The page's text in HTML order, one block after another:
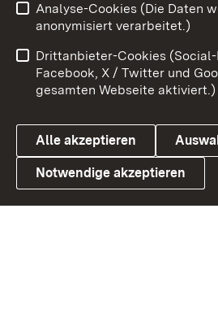
Link zum Landesportal
Benutzungshinweise
Datenschutz
Analyse-Cookies (Die Daten
anonymisiert verarbeitet.)
Drittanbieter-Cookies
Facebook, X / Twitter und
gesamten Webseite aktiviert.)
Alle akzeptieren
Notwendige akzeptieren